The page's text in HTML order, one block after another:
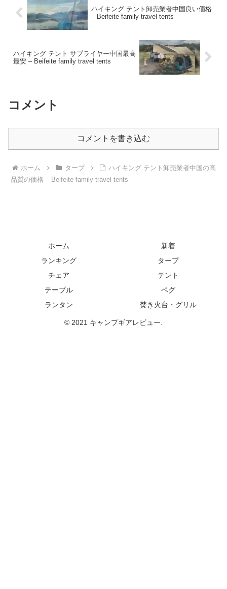
ハイキング テント卸売業者中国良い価格
– Beifeite family travel tents
ハイキング テント サプライヤー中国最高
最安 – Beifeite family travel tents
コメント
コメントを書き込む
ホーム タープ
ハイキング テント卸売業者中国の高
品質の価格 – Beifeite family travel tents
ホーム
新着
ランキング
タープ
チェア
テント
テーブル
ペグ
ランタン
焚き火台・グリル
© 2021 キャンプギアレビュー.